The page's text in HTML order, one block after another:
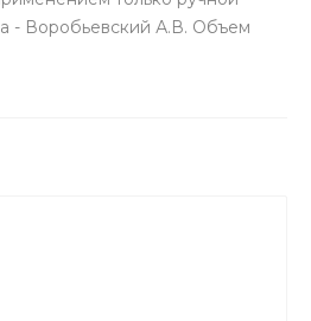
- Воробьевский А.В. Объем